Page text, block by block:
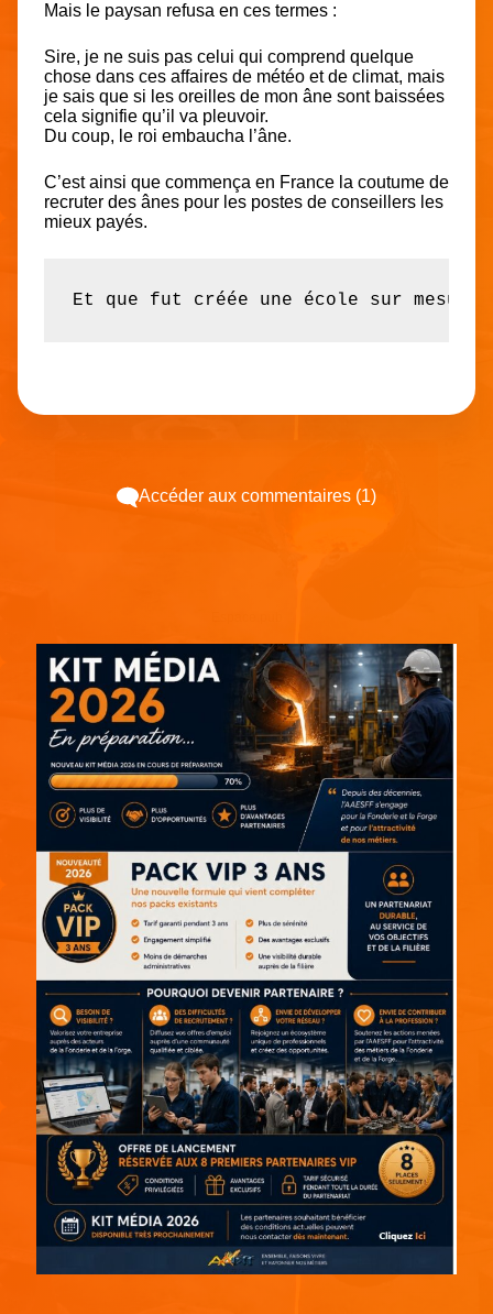
Mais le paysan refusa en ces termes :
Sire, je ne suis pas celui qui comprend quelque
chose dans ces affaires de météo et de climat, mais
je sais que si les oreilles de mon âne sont baissées
cela signifie qu’il va pleuvoir.
Du coup, le roi embaucha l’âne.
C’est ainsi que commença en France la coutume de
recruter des ânes pour les postes de conseillers les
mieux payés.
Et que fut créée une école sur
Accéder aux commentaires (1)